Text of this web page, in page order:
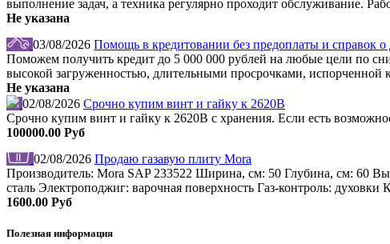
выполнение задач, а техника регулярно проходит обслуживание.
Не указана
03/08/2026 Помощь в кредитовании без предоплаты и справок о
Поможем получить кредит до 5 000 000 рублей на любые цели по
высокой загруженностью, длительными просрочками,
Не указана
02/08/2026 Срочно купим винт и гайку к 2620В
Срочно купим винт и гайку к 2620В с хранения. Если есть
100000.00 Руб
02/08/2026 Продаю газавую плиту Mora
Производитель: Mora SAP 233522 Ширина, см: 50 Глубина, см: 60
сталь Электроподжиг: варочная поверхность Газ-контроль: духовки
1600.00 Руб
Полезная информация